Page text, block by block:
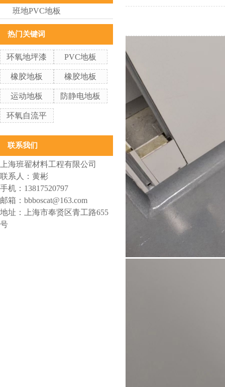
班地PVC地板
热门关键词
环氧地坪漆 PVC地板
橡胶地板 橡胶地板
运动地板 防静电地板
环氧自流平
联系我们
上海班翟材料工程有限公司
联系人：黄彬
手机：13817520797
邮箱：bbboscat@163.com
地址：上海市奉贤区青工路655
号